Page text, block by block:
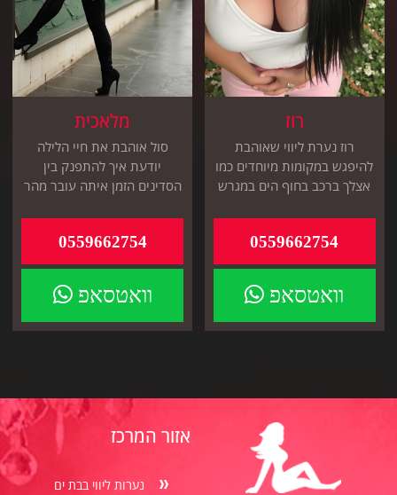
רוז
רוז נערת ליווי שאוהבת
להיפגש במקומות מיוחדים כמו
אצלך ברכב בחוף הים במגרש
0559662754
וואטסאפ
מלאכית
סול אוהבת את חיי הלילה
יודעת איך להתפנק בין
הסדינים הזמן איתה עובר מהר
0559662754
וואטסאפ
אזור המרכז
נערות ליווי בבת ים